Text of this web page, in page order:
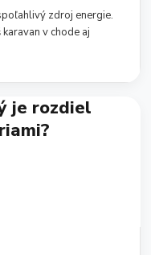
zdroj energie.
v chode aj